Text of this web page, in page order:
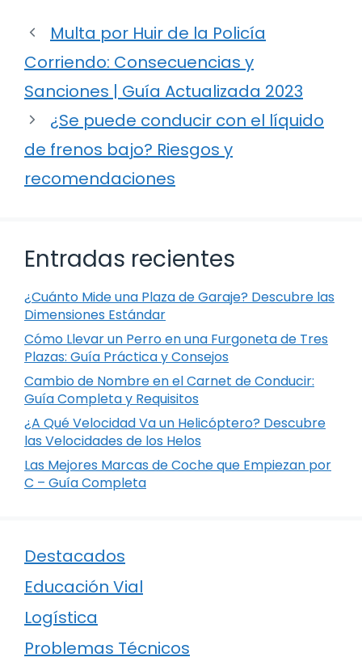
Multa por Huir de la Policía
Corriendo: Consecuencias y
Sanciones | Guía Actualizada 2023
¿Se puede conducir con el líquido
de frenos bajo? Riesgos y
recomendaciones
Entradas recientes
¿Cuánto Mide una Plaza de Garaje? Descubre las
Dimensiones Estándar
Cómo Llevar un Perro en una Furgoneta de Tres
Plazas: Guía Práctica y Consejos
Cambio de Nombre en el Carnet de Conducir:
Guía Completa y Requisitos
¿A Qué Velocidad Va un Helicóptero? Descubre
las Velocidades de los Helos
Las Mejores Marcas de Coche que Empiezan por
C – Guía Completa
Destacados
Educación Vial
Logística
Problemas Técnicos